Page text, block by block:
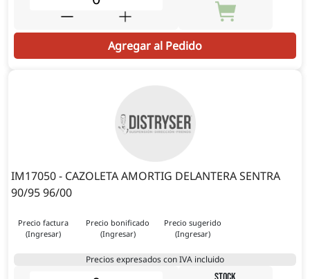
Agregar al Pedido
IM17050 - CAZOLETA AMORTIG DELANTERA SENTRA
90/95 96/00
Precio factura
(Ingresar)
Precio bonificado
(Ingresar)
Precio sugerido
(Ingresar)
Precios expresados con IVA incluido